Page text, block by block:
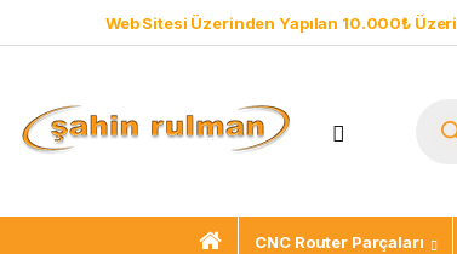
Web Sitesi Üzerinden Yapılan 10.000₺
CNC Router Parçaları